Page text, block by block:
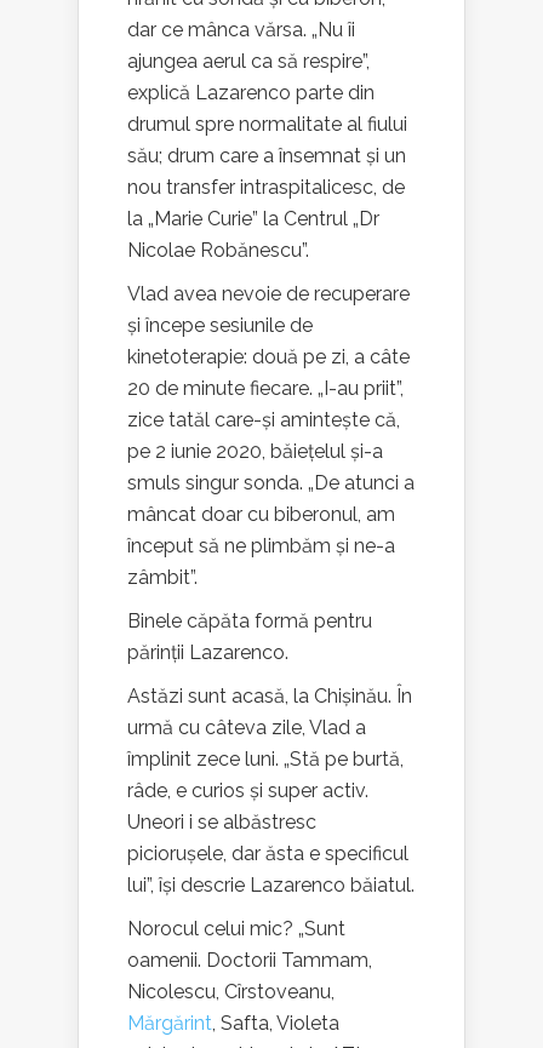
dar ce mânca vărsa. „Nu îi
ajungea aerul ca să respire”,
explică Lazarenco parte din
drumul spre normalitate al fiului
său; drum care a însemnat și un
nou transfer intraspitalicesc, de
la „Marie Curie” la Centrul „Dr
Nicolae Robănescu”.
Vlad avea nevoie de recuperare
și începe sesiunile de
kinetoterapie: două pe zi, a câte
20 de minute fiecare. „I-au priit”,
zice tatăl care-și amintește că,
pe 2 iunie 2020, băiețelul și-a
smuls singur sonda. „De atunci a
mâncat doar cu biberonul, am
început să ne plimbăm și ne-a
zâmbit”.
Binele căpăta formă pentru
părinții Lazarenco.
Astăzi sunt acasă, la Chișinău. În
urmă cu câteva zile, Vlad a
împlinit zece luni. „Stă pe burtă,
râde, e curios și super activ.
Uneori i se albăstresc
piciorușele, dar ăsta e specificul
lui”, își descrie Lazarenco băiatul.
Norocul celui mic? „Sunt
oamenii. Doctorii Tammam,
Nicolescu, Cîrstoveanu,
Mărgărint, Safta, Violeta